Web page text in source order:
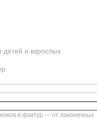
детей и взрослых
и фактур — от лаконичных